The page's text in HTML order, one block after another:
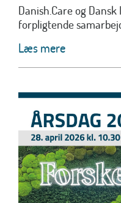
Danish.Care og
forpligtende
Læs mere